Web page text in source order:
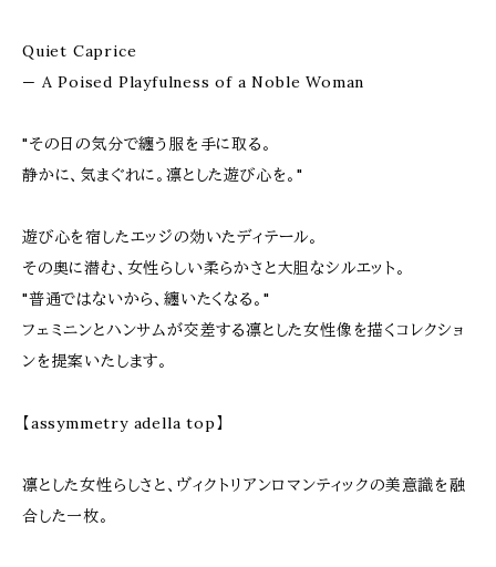
Quiet Caprice
— A Poised Playfulness of a Noble Woman
"その日の気分で纏う服を手に取る。
静かに、気まぐれに。凛とした遊び心を。"
遊び心を宿したエッジの効いたディテール。
その奥に潜む、女性らしい柔らかさと大胆なシルエット。
"普通ではないから、纏いたくなる。"
フェミニンとハンサムが交差する凛とした女性像を描くコレクショ
ンを提案いたします。
【assymmetry adella top】
凛とした女性らしさと、ヴィクトリアンロマンティックの美意識を融
合した一枚。